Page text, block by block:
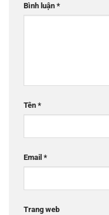
Bình luận *
Tên *
Email *
Trang web